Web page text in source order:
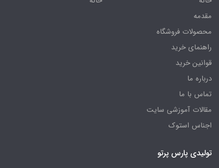
مقدمه
محصولات فروشگاه
راهنمای خرید
قوانین خرید
درباره ما
تماس با ما
مقالات آموزشی سایت
اجناس استوک
تولیدی پارس پرتو